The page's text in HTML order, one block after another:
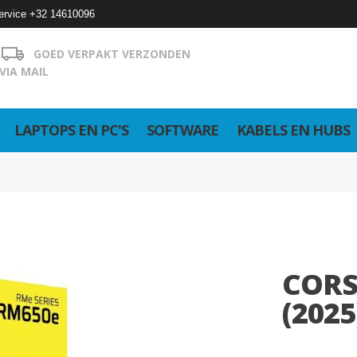
+32 14610096
GOED VERPAKT VERZONDEN
MAIL
LAPTOPS EN PC'S SOFTWARE KABELS EN HUBS